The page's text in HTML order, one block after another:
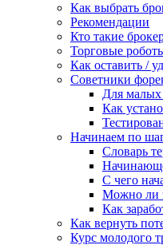
Как выбрать
Рекомендации
Кто такие
Торговые
Как оставить /
Советники
Для малых
Как
Начинаем по
Словарь
С чего
Можно ли
Как
Как вернуть
Курс молодого